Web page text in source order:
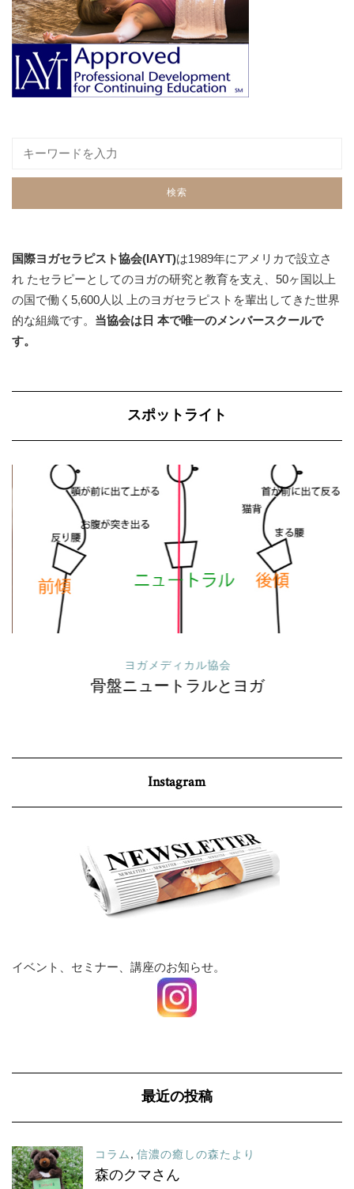
国際ヨガセラピスト協会(IAYT)は1989年にアメリカで設立さ
れ たセラピーとしてのヨガの研究と教育を支え、50ヶ国以上
の国で働く5,600人以 上のヨガセラピストを輩出してきた世界
的な組織です。 当協会は日 本で唯一のメンバースクールで
す。
スポットライト
ヨガメディカル協会
骨盤ニュートラルとヨガ
Instagram
イベント、セミナー、講座のお知らせ。
最近の投稿
コラム, 信濃の癒しの森たより
森のクマさん